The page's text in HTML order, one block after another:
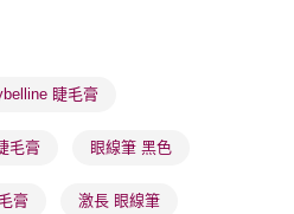
3個工作天送達
睫毛膏
毛膏 眼線筆 黑色
膏 激長 眼線筆